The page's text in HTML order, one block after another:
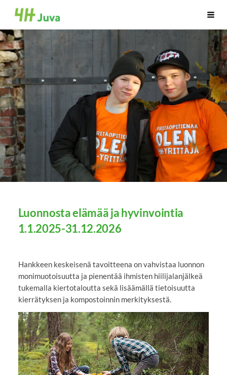
Siirry
sivun
sisältöön
juva
Luonnosta elämää ja hyvinvointia
1.1.2025-31.12.2026
Hankkeen keskeisenä tavoitteena on vahvistaa luonnon
monimuotoisuutta ja pienentää ihmisten hiilijalanjälkeä
tukemalla kiertotaloutta sekä lisäämällä tietoisuutta
kierrätyksen ja kompostoinnin merkityksestä.